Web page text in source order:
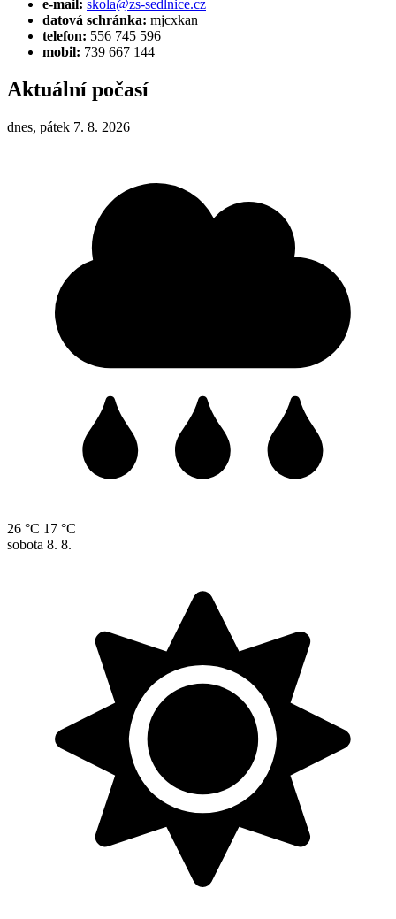
e-mail: skola@zs-sedlnice.cz
datová schránka: mjcxkan
telefon: 556 745 596
mobil: 739 667 144
Aktuální počasí
dnes, pátek 7. 8. 2026
26 °C 17 °C
sobota 8. 8.